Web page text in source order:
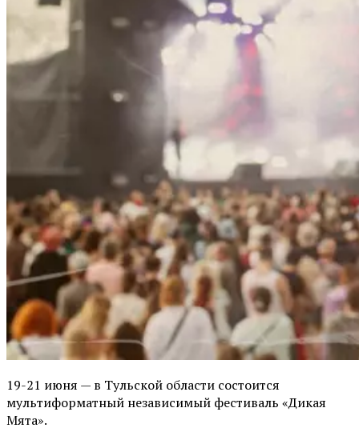
19-21 июня — в Тульской области состоится
мультиформатный независимый фестиваль «Дикая
Мята».